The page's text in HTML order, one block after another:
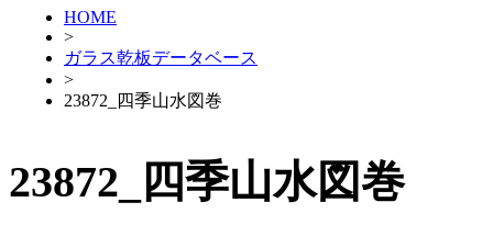
HOME
>
ガラス乾板データベース
>
23872_四季山水図巻
23872_四季山水図巻